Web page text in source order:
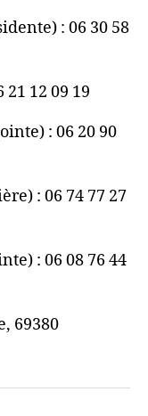
: 06 30 58
12 09 19
: 06 20 90
: 06 74 77 27
: 06 08 76 44
69380